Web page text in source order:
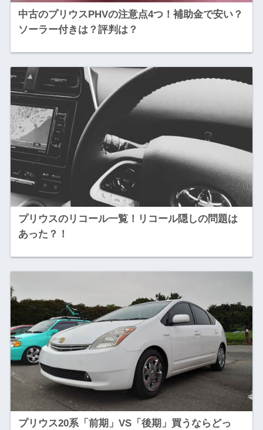
中古のプリウスPHVの注意点4つ！補助金で安い？
ソーラー付きは？評判は？
プリウスのリコール一覧！リコール隠しの問題は
あった？！
プリウス20系「前期」VS「後期」買うならどっ